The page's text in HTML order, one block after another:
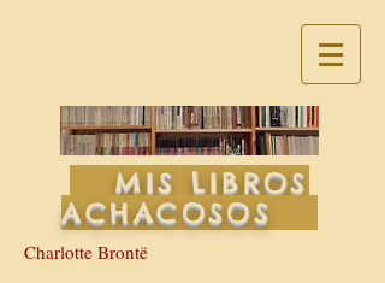
MIS LIBROS
ACHACOSOS
Charlotte Brontë